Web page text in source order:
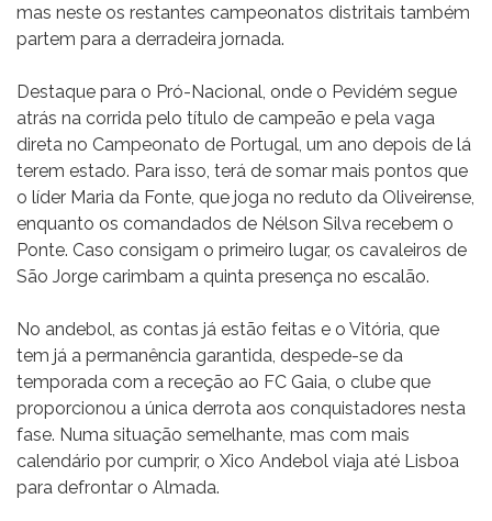
mas neste os restantes campeonatos distritais também
partem para a derradeira jornada.
Destaque para o Pró-Nacional, onde o Pevidém segue
atrás na corrida pelo título de campeão e pela vaga
direta no Campeonato de Portugal, um ano depois de lá
terem estado. Para isso, terá de somar mais pontos que
o líder Maria da Fonte, que joga no reduto da Oliveirense,
enquanto os comandados de Nélson Silva recebem o
Ponte. Caso consigam o primeiro lugar, os cavaleiros de
São Jorge carimbam a quinta presença no escalão.
No andebol, as contas já estão feitas e o Vitória, que
tem já a permanência garantida, despede-se da
temporada com a receção ao FC Gaia, o clube que
proporcionou a única derrota aos conquistadores nesta
fase. Numa situação semelhante, mas com mais
calendário por cumprir, o Xico Andebol viaja até Lisboa
para defrontar o Almada.